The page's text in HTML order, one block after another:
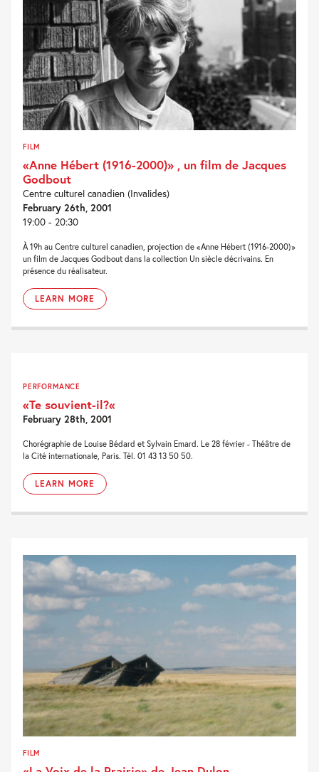
FILM
«Anne Hébert (1916-2000)» , un film de Jacques
Godbout
Centre culturel canadien (Invalides)
February 26th, 2001
19:00 - 20:30
À 19h au Centre culturel canadien, projection de «Anne Hébert (1916-2000)»
un film de Jacques Godbout dans la collection Un siècle décrivains. En
présence du réalisateur.
LEARN MORE
PERFORMANCE
«Te souvient-il?«
February 28th, 2001
Chorégraphie de Louise Bédard et Sylvain Emard. Le 28 février - Théâtre de
la Cité internationale, Paris. Tél. 01 43 13 50 50.
LEARN MORE
FILM